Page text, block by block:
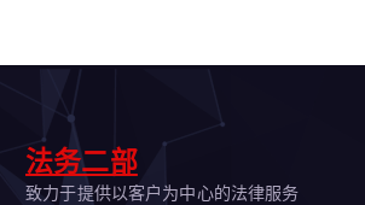
法务二部
致力于提供以客户为中心的法律服务